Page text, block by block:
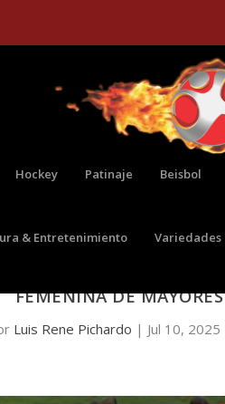
Hockey Patinaje Beisbol
& Entretenimiento Variedades
FEMENINA DE MAYORES
Luis Rene Pichardo | Jul 10, 2025